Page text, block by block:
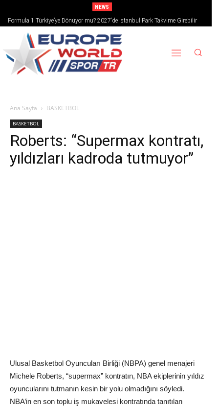
NEWS
Formula 1 Türkiye’ye Dönüyor mu? 2027’de İstanbul Park Takvime Girebilir
Ana Sayfa BASKETBOL
BASKETBOL
Roberts: “Supermax kontratı,
yıldızları kadroda tutmuyor”
Ulusal Basketbol Oyuncuları Birliği (NBPA) genel menajeri
Michele Roberts, “supermax” kontratın, NBA ekiplerinin yıldız
oyuncularını tutmanın kesin bir yolu olmadığını söyledi.
NBA’in en son toplu iş mukavelesi kontratında tanıtılan